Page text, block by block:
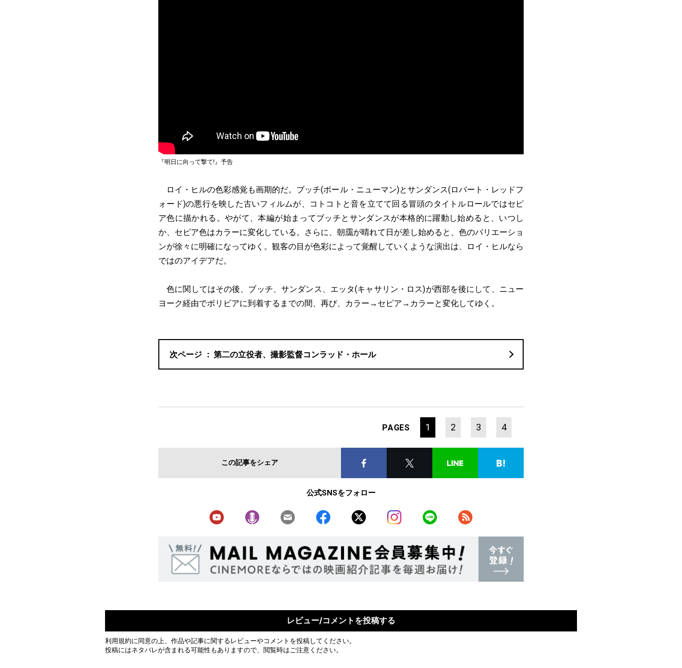
『明日に向って撃て!』予告
ロイ・ヒルの色彩感覚も画期的だ。ブッチ(ポール・ニューマン)とサンダンス(ロバート・レッドフ
ォード)の悪行を映した古いフィルムが、コトコトと音を立てて回る冒頭のタイトルロールではセピ
ア色に描かれる。やがて、本編が始まってブッチとサンダンスが本格的に躍動し始めると、いつし
か、セピア色はカラーに変化している。さらに、朝靄が晴れて日が差し始めると、色のバリエーショ
ンが徐々に明確になってゆく。観客の目が色彩によって覚醒していくような演出は、ロイ・ヒルなら
ではのアイデアだ。
色に関してはその後、ブッチ、サンダンス、エッタ(キャサリン・ロス)が西部を後にして、ニュー
ヨーク経由でボリビアに到着するまでの間、再び、カラー→セピア→カラーと変化してゆく。
第二の立役者、撮影監督コンラッド・ホール
PAGES 1 2 3 4
この記事をシェア
公式SNSをフォロー
レビュー/コメントを投稿する
利用規約に同意の上、作品や記事に関するレビューやコメントを投稿してください。
投稿にはネタバレが含まれる可能性もありますので、閲覧時はご注意ください。